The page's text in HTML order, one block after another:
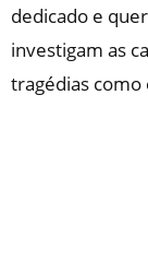
dedicado e
investigam as
tragédias como